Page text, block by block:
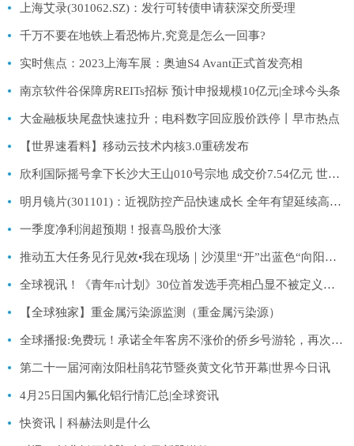
上海艾录(301062.SZ)：发行可转债申请获深交所受理
千万不要在地铁上看恐怖片,究竟是怎么一回事?
实时焦点：2023上海车展：奥迪S4 Avant正式首发亮相
南京软件谷保障房REITs招标 预计申报规模10亿元|全球今头条
大金融板块尾盘快速拉升；电科数字回应股价跌停丨早市热点
【世界速看料】移动云技术内核3.0重磅发布
欣利国际摇号拿下长沙大王山010号宗地 成交价7.54亿元 世界滚动
明月镜片(301101)：近视防控产品快速成长 全年有望延续高增 观天下
一季度净利润超预期！报喜鸟股价大涨
推动五大任务见行见效•我在现场｜沙漠里“开”出蓝色“向阳花” 新资讯
全球视讯！《青年π计划》30位首发选手亮相凸显不被定义的年轻唱作力
【全球独家】重金属污染源监测（重金属污染源）
全球播报:免费玩！承诺全年客房不涨价的侨乡号游轮，再次展现威海人的热情好客
第二十一届河南汝阳杜鹃花节暨炎黄文化节开幕|世界今日讯
4月25日国内氟化铝行情汇总|全球资讯
快资讯丨科赫法则是什么